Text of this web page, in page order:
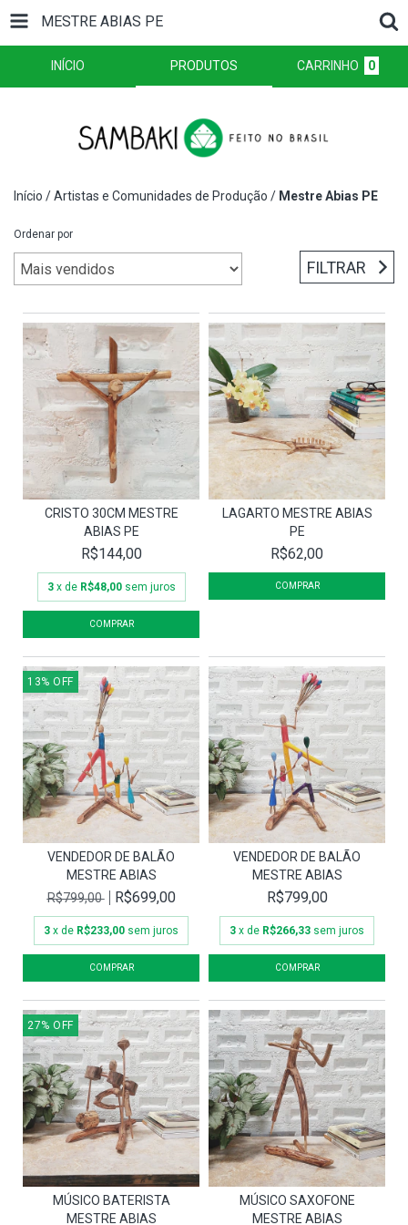
MESTRE ABIAS PE
INÍCIO PRODUTOS CARRINHO 0
Início /Artistas e Comunidades de Produção / Mestre Abias PE
Ordenar por
FILTRAR
CRISTO 30CM MESTRE
ABIAS PE
R$144,00
3 x de R$48,00 sem juros
LAGARTO MESTRE ABIAS
PE
R$62,00
13% OFF
VENDEDOR DE BALÃO
MESTRE ABIAS
R$799,00
R$699,00
3 x de R$233,00 sem juros
VENDEDOR DE BALÃO
MESTRE ABIAS
R$799,00
3 x de R$266,33 sem juros
27% OFF
MÚSICO BATERISTA
MESTRE ABIAS
MÚSICO SAXOFONE
MESTRE ABIAS